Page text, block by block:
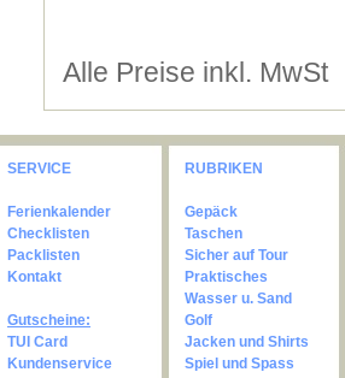
Alle Preise inkl. MwSt
SERVICE
Ferienkalender
Checklisten
Packlisten
Kontakt
Gutscheine:
TUI Card
Kundenservice
RUBRIKEN
Gepäck
Taschen
Sicher auf Tour
Praktisches
Wasser u. Sand
Golf
Jacken und Shirts
Spiel und Spass